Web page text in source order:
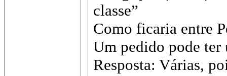
classe”
Como ficaria entre
Um pedido pode ter
Resposta: Várias,